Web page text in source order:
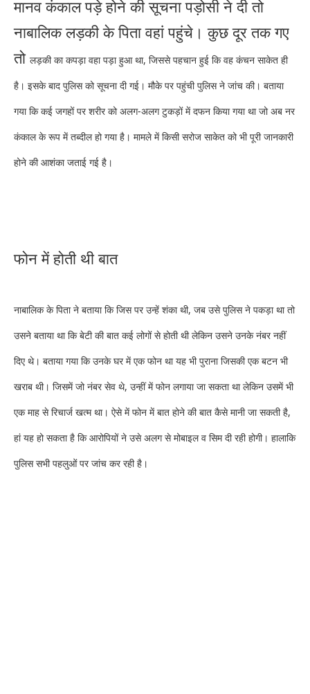
मानव कंकाल पड़े होने की सूचना पड़ोसी ने दी तो
नाबालिक लड़की के पिता वहां पहुंचे। कुछ दूर तक गए
तो लड़की का कपड़ा वहा पड़ा हुआ था, जिससे पहचान हुई कि वह कंचन साकेत ही
है। इसके बाद पुलिस को सूचना दी गई। मौके पर पहुंची पुलिस ने जांच की। बताया
गया कि कई जगहों पर शरीर को अलग-अलग टुकड़ों में दफन किया गया था जो अब नर
कंकाल के रूप में तब्दील हो गया है। मामले में किसी सरोज साकेत को भी पूरी जानकारी
होने की आशंका जताई गई है।
फोन में होती थी बात
नाबालिक के पिता ने बताया कि जिस पर उन्हें शंका थी, जब उसे पुलिस ने पकड़ा था तो
उसने बताया था कि बेटी की बात कई लोगों से होती थी लेकिन उसने उनके नंबर नहीं
दिए थे। बताया गया कि उनके घर में एक फोन था यह भी पुराना जिसकी एक बटन भी
खराब थी। जिसमें जो नंबर सेव थे, उन्हीं में फोन लगाया जा सकता था लेकिन उसमें भी
एक माह से रिचार्ज खत्म था। ऐसे में फोन में बात होने की बात कैसे मानी जा सकती है,
हां यह हो सकता है कि आरोपियों ने उसे अलग से मोबाइल व सिम दी रही होगी। हालाकि
पुलिस सभी पहलुओं पर जांच कर रही है।